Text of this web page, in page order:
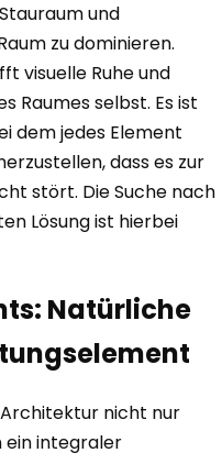
und
zu dominieren.
visuelle Ruhe und
Raumes selbst. Es ist
dem jedes Element
dass es zur
stört. Die Suche nach
Lösung ist hierbei
Natürliche
nicht nur
ein integraler